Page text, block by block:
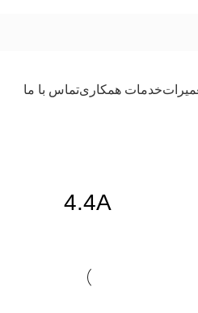
خدمات همکاریتماس با ما
4.4A